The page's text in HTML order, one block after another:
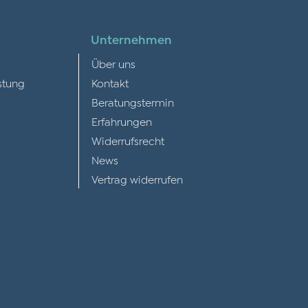
Unternehmen
Über uns
Kontakt
Beratungstermin
Erfahrungen
Widerrufsrecht
News
Vertrag widerrufen